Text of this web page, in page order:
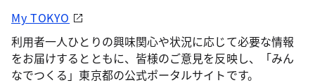
My TOKYO
利用者一人ひとりの興味関心や状況に応じて必要な情報
をお届けするとともに、皆様のご意見を反映し、「みん
なでつくる」東京都の公式ポータルサイトです。